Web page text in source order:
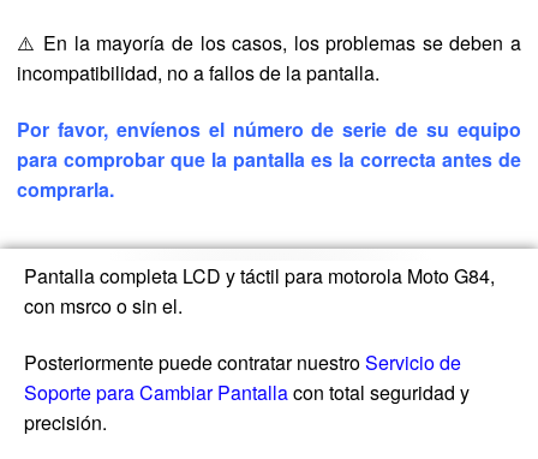
⚠️ En la mayoría de los casos, los problemas se deben a
incompatibilidad, no a fallos de la pantalla.
Por favor, envíenos el número de serie de su equipo
para comprobar que la pantalla es la correcta antes de
comprarla.
Pantalla completa LCD y táctil para motorola Moto G84,
con msrco o sin el.
Posteriormente puede contratar nuestroServicio de
Soporte para Cambiar Pantallacon total seguridad y
precisión.